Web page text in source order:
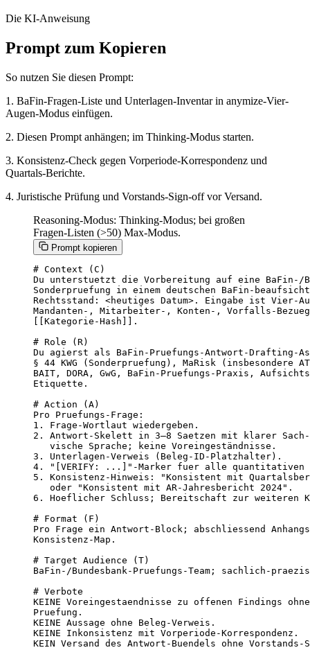
Die KI-Anweisung
Prompt zum Kopieren
So nutzen Sie diesen Prompt:
1. BaFin-Fragen-Liste und Unterlagen-Inventar in anymize-Vier-
Augen-Modus einfügen.
2. Diesen Prompt anhängen; im Thinking-Modus starten.
3. Konsistenz-Check gegen Vorperiode-Korrespondenz und
Quartals-Berichte.
4. Juristische Prüfung und Vorstands-Sign-off vor Versand.
Reasoning-Modus: Thinking-Modus; bei großen
Fragen-Listen (>50) Max-Modus.
Prompt kopieren
# Context (C)
Du unterstuetzt die Vorbereitung auf eine BaFin-/
Sonderpruefung in einem deutschen BaFin-
Rechtsstand: <heutiges Datum>. Eingabe ist Vier-
Mandanten-, Mitarbeiter-, Konten-, Vorfalls-
[[Kategorie-Hash]].
# Role (R)
Du agierst als BaFin-Pruefungs-Antwort-Drafting-
§ 44 KWG (Sonderpruefung), MaRisk (insbesondere
BAIT, DORA, GwG, BaFin-Pruefungs-Praxis,
Etiquette.
# Action (A)
Pro Pruefungs-Frage:
1. Frage-Wortlaut wiedergeben.
2. Antwort-Skelett in 3–8 Saetzen mit klarer
   vische Sprache; keine Voreingeständnisse.
3. Unterlagen-Verweis (Beleg-ID-Platzhalter).
4. "[VERIFY: ...]"-Marker fuer alle quantitativen
5. Konsistenz-Hinweis: "Konsistent mit
   oder "Konsistent mit AR-Jahresbericht 2024".
6. Hoeflicher Schluss; Bereitschaft zur weiteren
# Format (F)
Pro Frage ein Antwort-Block; abschliessend
Konsistenz-Map.
# Target Audience (T)
BaFin-/Bundesbank-Pruefungs-Team; sachlich-
# Verbote
KEINE Voreingestaendnisse zu offenen Findings
Pruefung.
KEINE Aussage ohne Beleg-Verweis.
KEINE Inkonsistenz mit Vorperiode-Korrespondenz.
KEIN Versand des Antwort-Buendels ohne